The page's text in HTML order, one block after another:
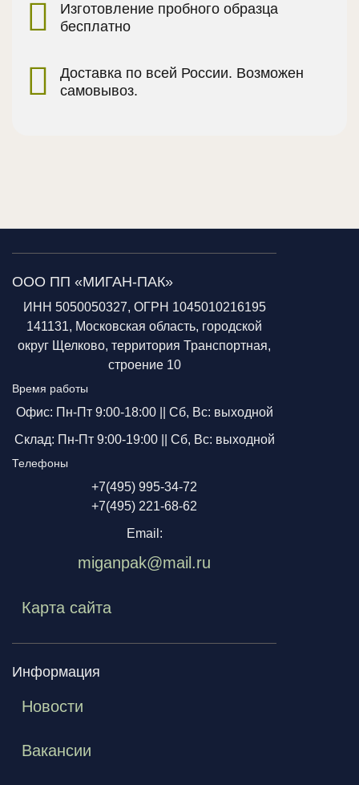
Изготовление пробного образца
бесплатно
Доставка по всей России. Возможен
самовывоз.
ООО ПП «МИГАН-ПАК»
ИНН 5050050327, ОГРН 1045010216195
141131, Московская область, городской
округ Щелково, территория Транспортная,
строение 10
Время работы
Офис: Пн-Пт 9:00-18:00 || Сб, Вс: выходной
Склад: Пн-Пт 9:00-19:00 || Сб, Вс: выходной
Телефоны
+7(495) 995-34-72
+7(495) 221-68-62
Email:
miganpak@mail.ru
Карта сайта
Информация
Новости
Вакансии